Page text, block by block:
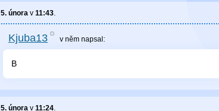
5. února v 11:43.
Kjuba13 v němnapsal:
B
5. února v 11:24.